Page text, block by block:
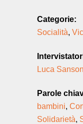
Categorie:
Socialità,
Luca
Parole
bambini,
Solidarietà,